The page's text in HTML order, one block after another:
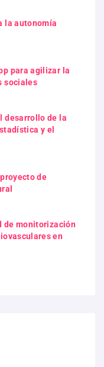
la autonomía
para agilizar la
sociales
desarrollo de la
y el
de
de monitorización
en